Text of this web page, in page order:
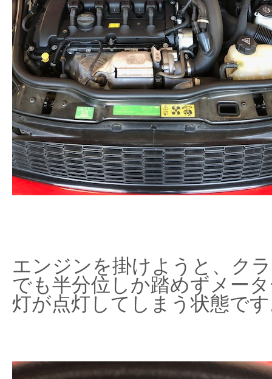
エンジンを掛けようと、ク
でも半分位しか踏めずメー
灯が点灯してしまう状態で